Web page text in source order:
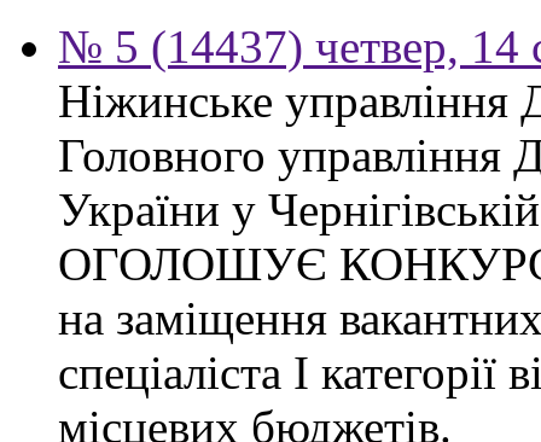
№ 5 (14437) четвер, 14
Ніжинське управління
Головного управління
України у
ОГОЛОШУЄ
на заміщення
спеціаліста І
місцевих бюджетів.